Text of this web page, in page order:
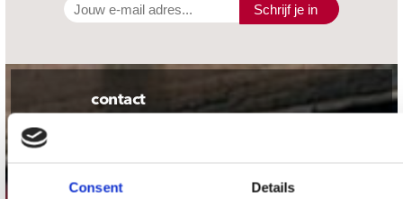
Consent Details
Schrijf je in
contact